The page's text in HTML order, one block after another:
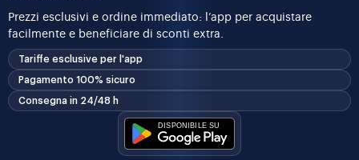
Prezzi esclusivi e ordine immediato: l’app per acquistare
facilmente e beneficiare di sconti extra.
Tariffe esclusive per l'app
Pagamento 100% sicuro
Consegna in 24/48 h